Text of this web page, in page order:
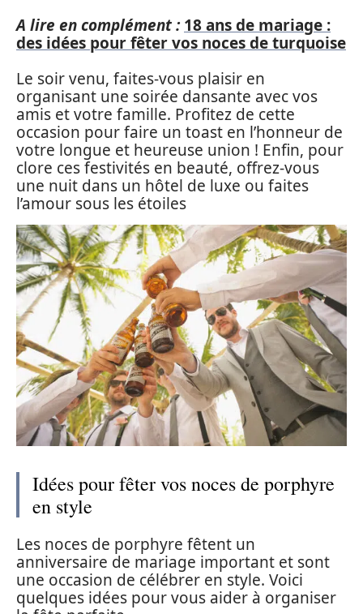
A lire en complément : 18 ans de mariage :
des idées pour fêter vos noces de turquoise
Le soir venu, faites-vous plaisir en
organisant une soirée dansante avec vos
amis et votre famille. Profitez de cette
occasion pour faire un toast en l’honneur de
votre longue et heureuse union ! Enfin, pour
clore ces festivités en beauté, offrez-vous
une nuit dans un hôtel de luxe ou faites
l’amour sous les étoiles
Idées pour fêter vos noces de porphyre
en style
Les noces de porphyre fêtent un
anniversaire de mariage important et sont
une occasion de célébrer en style. Voici
quelques idées pour vous aider à organiser